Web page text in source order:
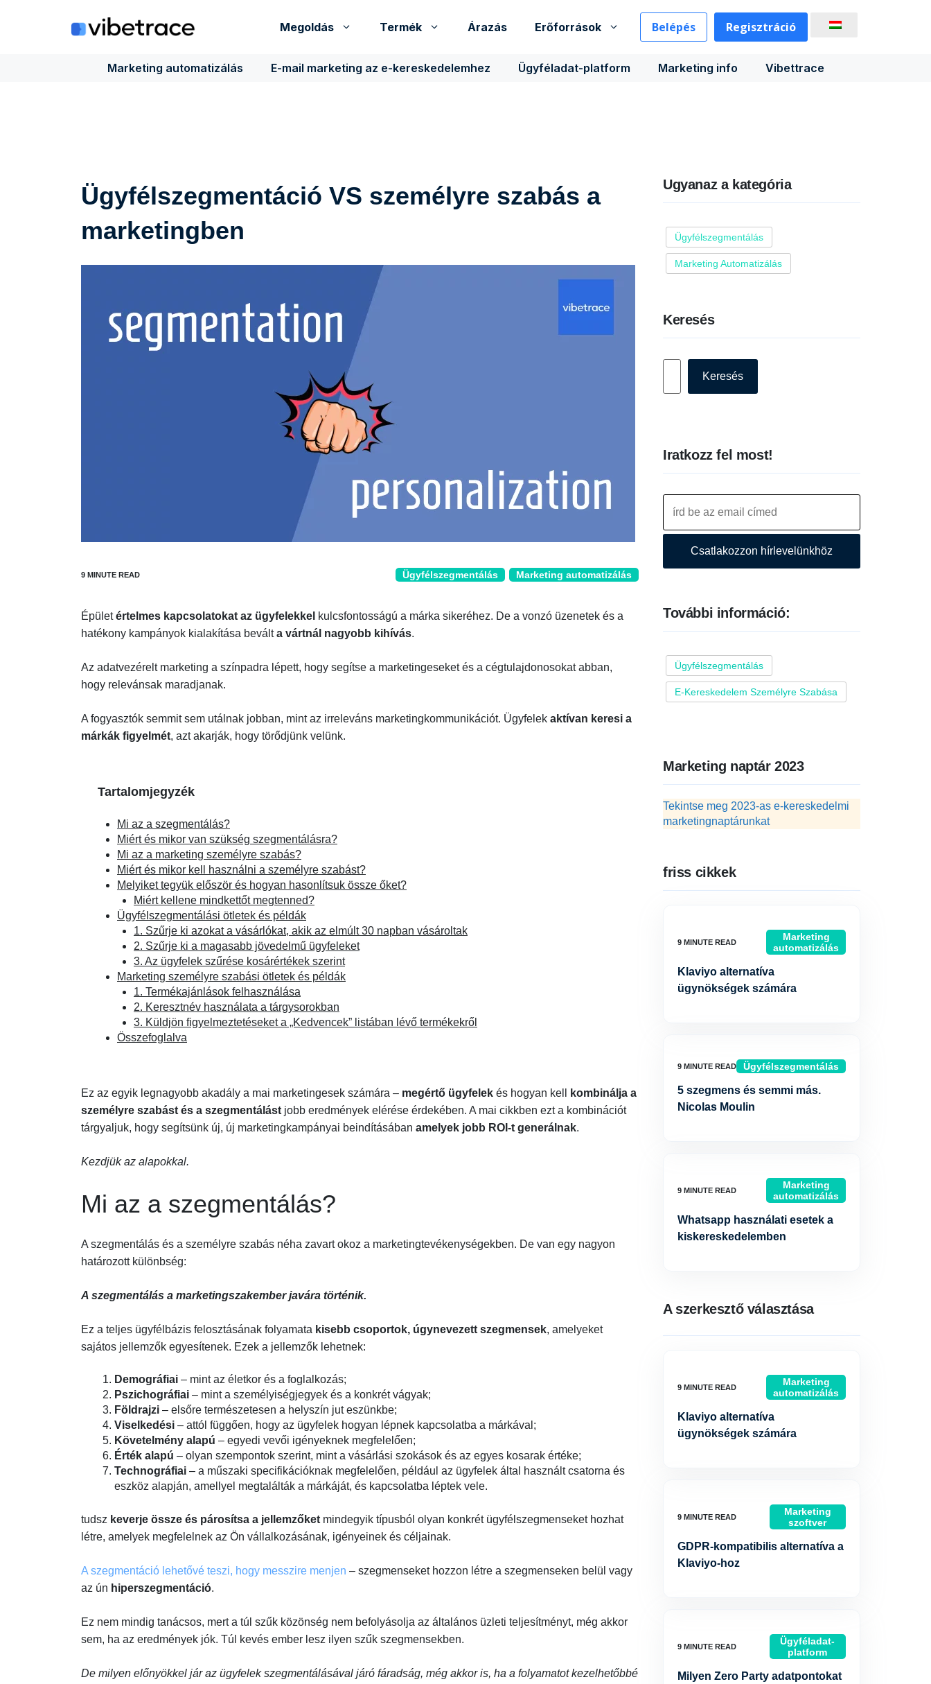
Megoldás Termék Árazás Erőforrások Belépés Regisztráció
Marketing automatizálás E-mail marketing az e-kereskedelemhez Ügyféladat-platform Marketing info Vibettrace
Ügyfélszegmentáció VS személyre szabás a
marketingben
Ügyfélszegmentálás Marketing automatizálás
Épületértelmes kapcsolatokat az ügyfelekkel kulcsfontosságú a márka sikeréhez. De a vonzó üzenetek és a
hatékony kampányok kialakítása beválta vártnál nagyobb kihívás.
Az adatvezérelt marketing a színpadra lépett, hogy segítse a marketingeseket és a cégtulajdonosokat abban,
hogy relevánsak maradjanak.
A fogyasztók semmit sem utálnak jobban, mint az irreleváns marketingkommunikációt. Ügyfelek aktívan keresi a
márkák figyelmét, azt akarják, hogy törődjünk velünk.
Tartalomjegyzék
Mi az a szegmentálás?
Miért és mikor van szükség szegmentálásra?
Mi az a marketing személyre szabás?
Miért és mikor kell használni a személyre szabást?
Melyiket tegyük először és hogyan hasonlítsuk össze őket?
Miért kellene mindkettőt megtenned?
Ügyfélszegmentálási ötletek és példák
1. Szűrje ki azokat a vásárlókat, akik az elmúlt 30 napban vásároltak
2. Szűrje ki a magasabb jövedelmű ügyfeleket
3. Az ügyfelek szűrése kosárértékek szerint
Marketing személyre szabási ötletek és példák
1. Termékajánlások felhasználása
2. Keresztnév használata a tárgysorokban
3. Küldjön figyelmeztetéseket a „Kedvencek” listában lévő termékekről
Összefoglalva
Ez az egyik legnagyobb akadály a mai marketingesek számára – megértő ügyfelek és hogyan kell
kombinálja a
személyre szabást és a szegmentálást jobb eredmények elérése érdekében. A mai cikkben ezt a kombinációt
tárgyaljuk, hogy segítsünk új, új marketingkampányai beindításában amelyek jobb ROI-t generálnak.
Kezdjük az alapokkal.
Mi az a szegmentálás?
A szegmentálás és a személyre szabás néha zavart okoz a marketingtevékenységekben. De van egy nagyon
határozott különbség:
A szegmentálás a marketingszakember javára történik.
Ez a teljes ügyfélbázis felosztásának folyamata kisebb csoportok, úgynevezett szegmensek, amelyeket
sajátos jellemzők egyesítenek. Ezek a jellemzők lehetnek:
Demográfiai – mint az életkor és a foglalkozás;
Pszichográfiai – mint a személyiségjegyek és a konkrét vágyak;
Földrajzi – elsőre természetesen a helyszín jut eszünkbe;
Viselkedési – attól függően, hogy az ügyfelek hogyan lépnek kapcsolatba a márkával;
Követelmény alapú – egyedi vevői igényeknek megfelelően;
Érték alapú – olyan szempontok szerint, mint a vásárlási szokások és az egyes kosarak értéke;
Technográfiai – a műszaki specifikációknak megfelelően, például az ügyfelek által használt csatorna és
eszköz alapján, amellyel megtalálták a márkáját, és kapcsolatba léptek vele.
tudsz keverje össze és párosítsa a jellemzőket mindegyik típusból olyan konkrét ügyfélszegmenseket hozhat
létre, amelyek megfelelnek az Ön vállalkozásának, igényeinek és céljainak.
A szegmentáció lehetővé teszi, hogy messzire menjen – szegmenseket hozzon létre a szegmenseken belül vagy
az ún hiperszegmentáció.
Ez nem mindig tanácsos, mert a túl szűk közönség nem befolyásolja az általános üzleti teljesítményt, még akkor
sem, ha az eredmények jók. Túl kevés ember lesz ilyen szűk szegmensekben.
De milyen előnyökkel jár az ügyfelek szegmentálásával járó fáradság, még akkor is, ha a folyamatot kezelhetőbbé
Ugyanaz a kategória
Ügyfélszegmentálás
Marketing Automatizálás
Keresés
Keresés
Iratkozz fel most!
Csatlakozzon hírlevelünkhöz
További információ:
Ügyfélszegmentálás
E-Kereskedelem Személyre Szabása
Marketing naptár 2023
Tekintse meg 2023-as e-kereskedelmi
marketingnaptárunkat
friss cikkek
Marketing
automatizálás
Klaviyo alternatíva
ügynökségek számára
Ügyfélszegmentálás
5 szegmens és semmi más.
Nicolas Moulin
Marketing
automatizálás
Whatsapp használati esetek a
kiskereskedelemben
A szerkesztő választása
Marketing
automatizálás
Klaviyo alternatíva
ügynökségek számára
Marketing
szoftver
GDPR-kompatibilis alternatíva a
Klaviyo-hoz
Ügyféladat-
platform
Milyen Zero Party adatpontokat